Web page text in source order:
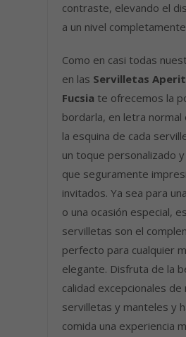
contraste, elevando el
a un nivel
Como en casi todas
en las Servilletas
Fucsia te ofrecemos la
bordarla, en letra normal
la esquina de cada
un toque personalizado
que seguramente
invitados. Ya sea para
o una ocasión especial,
servilletas son el
perfecto para cualquier
elegante. Disfruta de la
calidad excepcionales de
servilletas y manteles y
comida una experiencia